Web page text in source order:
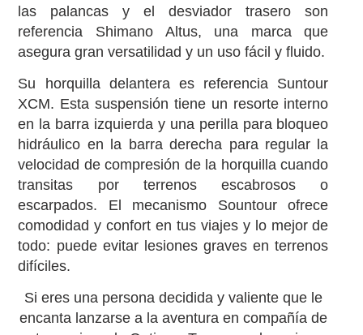
las palancas y el desviador trasero son
referencia Shimano Altus, una marca que
asegura gran versatilidad y un uso fácil y fluido.
Su horquilla delantera es referencia Suntour
XCM. Esta suspensión tiene un resorte interno
en la barra izquierda y una perilla para bloqueo
hidráulico en la barra derecha para regular la
velocidad de compresión de la horquilla cuando
transitas por terrenos escabrosos o
escarpados. El mecanismo Sountour ofrece
comodidad y confort en tus viajes y lo mejor de
todo: puede evitar lesiones graves en terrenos
difíciles.
Si eres una persona decidida y valiente que le
encanta lanzarse a la aventura en compañía de